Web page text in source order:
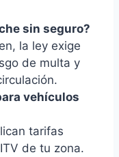
sin seguro?
la ley exige
de multa y
vehículos
tarifas
de tu zona.